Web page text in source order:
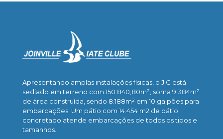
Apresentando amplas instalações físicas, o JIC está
sediado em terreno com 150.840,80m², soma 9.384m²
de área construída, sendo 8.188m² em 10 galpões para
embarcações. Um pátio com 14.454 m2 de pátio
concretado atende embarcações de todos os tipos e
tamanhos.